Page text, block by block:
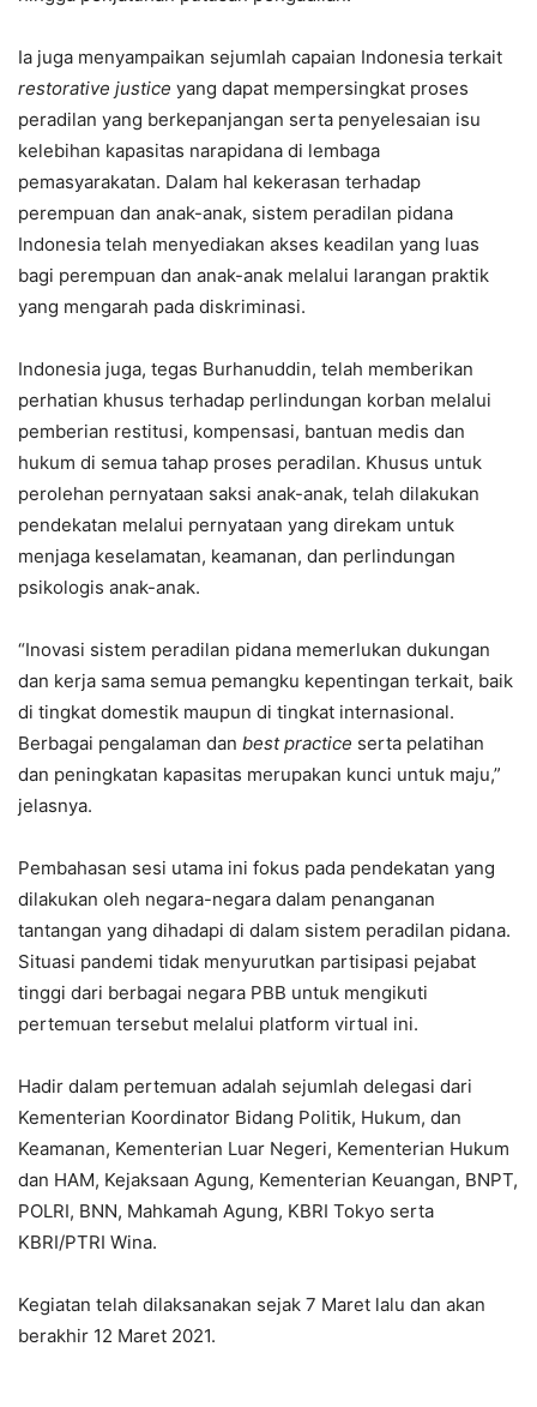
Ia juga menyampaikan sejumlah capaian Indonesia terkait
restorative justice yang dapat mempersingkat proses
peradilan yang berkepanjangan serta penyelesaian isu
kelebihan kapasitas narapidana di lembaga
pemasyarakatan. Dalam hal kekerasan terhadap
perempuan dan anak-anak, sistem peradilan pidana
Indonesia telah menyediakan akses keadilan yang luas
bagi perempuan dan anak-anak melalui larangan praktik
yang mengarah pada diskriminasi.
Indonesia juga, tegas Burhanuddin, telah memberikan
perhatian khusus terhadap perlindungan korban melalui
pemberian restitusi, kompensasi, bantuan medis dan
hukum di semua tahap proses peradilan. Khusus untuk
perolehan pernyataan saksi anak-anak, telah dilakukan
pendekatan melalui pernyataan yang direkam untuk
menjaga keselamatan, keamanan, dan perlindungan
psikologis anak-anak.
“Inovasi sistem peradilan pidana memerlukan dukungan
dan kerja sama semua pemangku kepentingan terkait, baik
di tingkat domestik maupun di tingkat internasional.
Berbagai pengalaman dan best practice serta pelatihan
dan peningkatan kapasitas merupakan kunci untuk maju,”
jelasnya.
Pembahasan sesi utama ini fokus pada pendekatan yang
dilakukan oleh negara-negara dalam penanganan
tantangan yang dihadapi di dalam sistem peradilan pidana.
Situasi pandemi tidak menyurutkan partisipasi pejabat
tinggi dari berbagai negara PBB untuk mengikuti
pertemuan tersebut melalui platform virtual ini.
Hadir dalam pertemuan adalah sejumlah delegasi dari
Kementerian Koordinator Bidang Politik, Hukum, dan
Keamanan, Kementerian Luar Negeri, Kementerian Hukum
dan HAM, Kejaksaan Agung, Kementerian Keuangan, BNPT,
POLRI, BNN, Mahkamah Agung, KBRI Tokyo serta
KBRI/PTRI Wina.
Kegiatan telah dilaksanakan sejak 7 Maret lalu dan akan
berakhir 12 Maret 2021.